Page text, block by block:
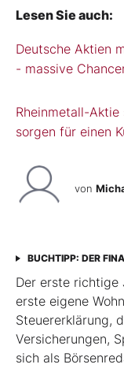
Lesen Sie auch:
Deutsche Aktien
- massive
Rheinmetall-
sorgen für einen
von
BUCHTIPP: DER
Der erste richtige
erste eigene
Steuererklärung,
Versicherungen,
sich als